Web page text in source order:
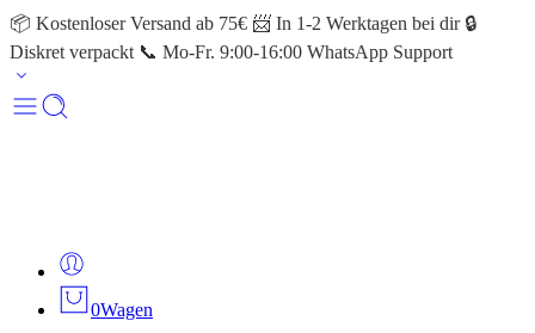
📦 Kostenloser Versand ab 75€ 📨 In 1-2 Werktagen bei dir 🔒
Diskret verpackt 📞 Mo-Fr. 9:00-16:00 WhatsApp Support
0Wagen